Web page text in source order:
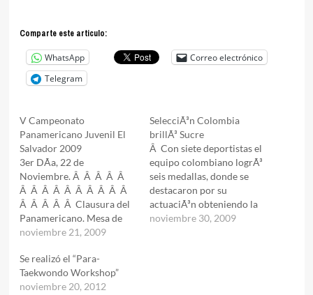
Comparte este articulo:
WhatsApp
Correo electrónico
Telegram
V Campeonato
Panamericano Juvenil El
Salvador 2009
3er DÃ­a, 22 de
Noviembre. Â Â Â Â Â
Â Â Â Â Â Â Â Â Â Â
Â Â Â Â Â Clausura del
Panamericano. Mesa de
premiaciÃ³n y clausura.
Presidente de la
FederaciÃ³n SalvadoreÃ±a
de Tae Kwon Do.Palabras
noviembre 21, 2009
SelecciÃ³n Colombia
brillÃ³ Sucre
Â Con siete deportistas el
equipo colombiano logrÃ³
seis medallas, donde se
destacaron por su
actuaciÃ³n obteniendo la
presea dorada, Duvan
noviembre 30, 2009
Se realizó el “Para-
Taekwondo Workshop”
noviembre 20, 2012